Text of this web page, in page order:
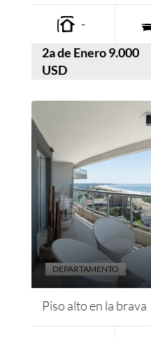
-
2a de Enero 9.000
USD
Piso alto en la brava
DEPARTAMENTO